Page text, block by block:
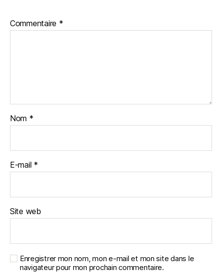
Commentaire *
Nom *
E-mail *
Site web
Enregistrer mon nom, mon e-mail et mon site dans le
navigateur pour mon prochain commentaire.